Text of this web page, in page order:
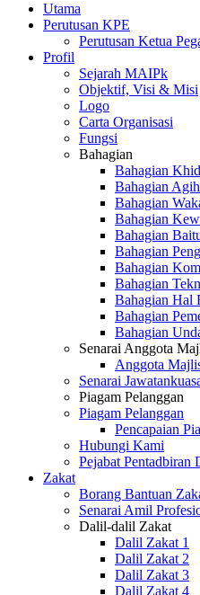
Utama
Perutusan KPE
Perutusan Ketua
Profil
Sejarah MAIPk
Objektif, Visi & Misi
Logo
Carta Organisasi
Fungsi
Bahagian
Bahagian
Bahagian
Bahagian
Bahagian
Bahagian
Bahagian
Bahagian
Bahagian
Bahagian Hal
Bahagian
Bahagian
Senarai Anggota
Anggota
Senarai
Piagam Pelanggan
Piagam Pelanggan
Pencapaian
Hubungi Kami
Pejabat Pentadbiran
Zakat
Borang Bantuan
Senarai Amil
Dalil-dalil Zakat
Dalil Zakat 1
Dalil Zakat 2
Dalil Zakat 3
Dalil Zakat 4